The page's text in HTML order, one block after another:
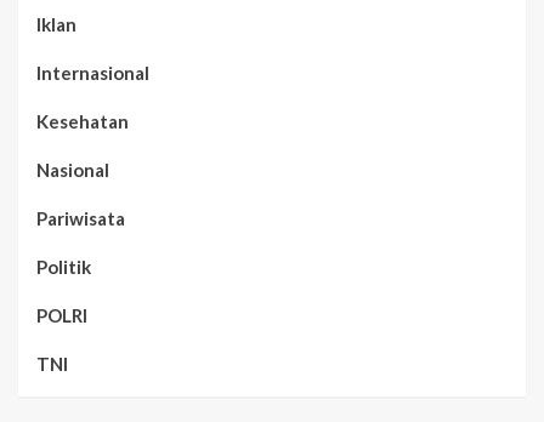
Iklan
Internasional
Kesehatan
Nasional
Pariwisata
Politik
POLRI
TNI